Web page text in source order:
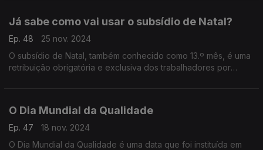
Já sabe como vai usar o subsídio de Natal?
Ep. 48
25 nov. 2024
O subsídio de Natal, também conhecido como 13.º mês, é uma
retribuição obrigatória e exclusiva dos trabalhadores por
O Dia Mundial da Qualidade
Ep. 47
18 nov. 2024
O Dia Mundial da Qualidade é uma data que foi instituída em